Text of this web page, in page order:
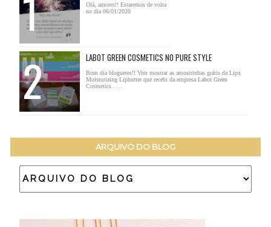
Olá, amores!! Estaremos de volta
no dia 06/01/2020
LABOT GREEN COSMETICS NO PURE STYLE
Bom dia bloguetes!! Vim mostrar as amostrinhas grátis da Lipx
Moisturizing Lipbutter que recebi da empresa Labot Green
Cosmetics . ...
ARQUIVO DO BLOG